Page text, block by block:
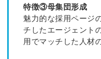
特徴③母集団形成
魅力的な採用ページ
チしたエージェント
用でマッチした人材